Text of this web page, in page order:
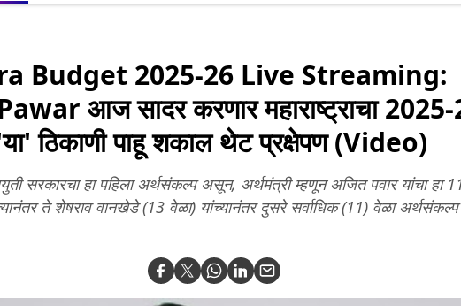
Budget 2025-26 Live Streaming:
आज सादर करणार महाराष्ट्राचा
ठिकाणी पाहू शकाल थेट प्रक्षेपण (Video)
सरकारचा हा पहिला अर्थसंकल्प असून, अर्थमंत्री म्हणून अजित पवार यांचा हा
ते शेषराव वानखेडे (13 वेळा) यांच्यानंतर दुसरे सर्वाधिक (11) वेळा अर्थसंकल्प